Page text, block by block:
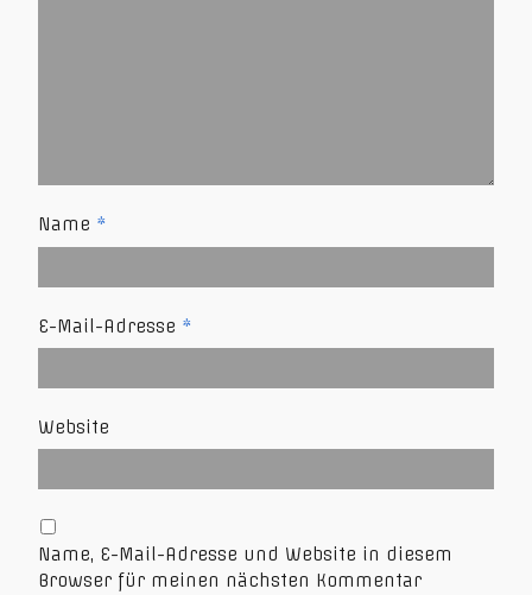
Name *
E-Mail-Adresse *
Website
Name, E-Mail-Adresse und Website in diesem
Browser für meinen nächsten Kommentar